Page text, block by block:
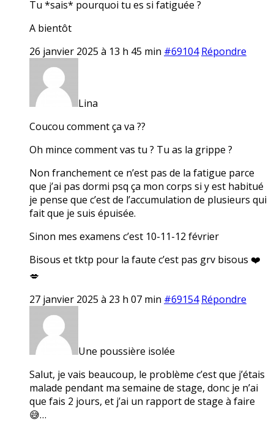
Tu *sais* pourquoi tu es si fatiguée ?
A bientôt
26 janvier 2025 à 13 h 45 min #69104 Répondre
Lina
Coucou comment ça va ??
Oh mince comment vas tu ? Tu as la grippe ?
Non franchement ce n’est pas de la fatigue parce
que j’ai pas dormi psq ça mon corps si y est habitué
je pense que c’est de l’accumulation de plusieurs qui
fait que je suis épuisée.
Sinon mes examens c’est 10-11-12 février
Bisous et tktp pour la faute c’est pas grv bisous ❤️
💋
27 janvier 2025 à 23 h 07 min #69154 Répondre
Une poussière isolée
Salut, je vais beaucoup, le problème c’est que j’étais
malade pendant ma semaine de stage, donc je n’ai
que fais 2 jours, et j’ai un rapport de stage à faire
😅…